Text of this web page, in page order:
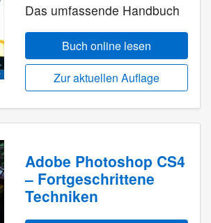
Das umfassende Handbuch
Buch online lesen
Zur aktuellen Auflage
Adobe Photoshop CS4
– Fortgeschrittene
Techniken